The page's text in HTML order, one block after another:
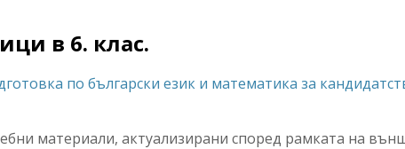
в 6. клас.
по български език и математика за
материали, актуализирани според рамката на